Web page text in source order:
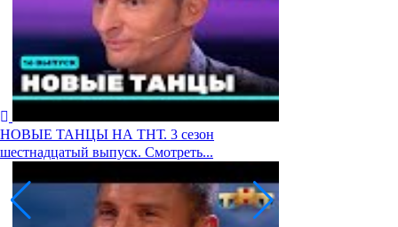
НОВЫЕ ТАНЦЫ НА ТНТ. 3 сезон
шестнадцатый выпуск. Смотреть...